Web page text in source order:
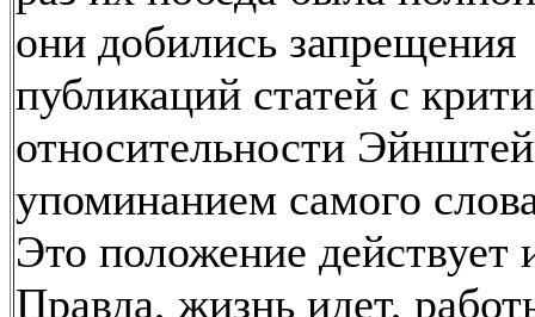
они добились запрещения
публикаций статей с
относительности
упоминанием самого
Это положение действует
Правда, жизнь идет,